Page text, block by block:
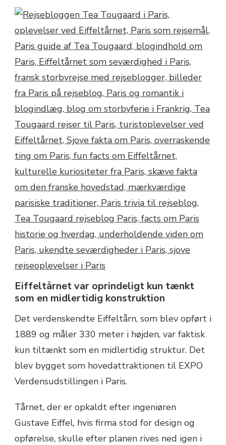
Eiffeltårnet var oprindeligt kun tænkt
som en midlertidig konstruktion
Det verdenskendte Eiffeltårn, som blev opført i
1889 og måler 330 meter i højden, var faktisk
kun tiltænkt som en midlertidig struktur. Det
blev bygget som hovedattraktionen til EXPO
Verdensudstillingen i Paris.
Tårnet, der er opkaldt efter ingeniøren
Gustave Eiffel, hvis firma stod for design og
opførelse, skulle efter planen rives ned igen i